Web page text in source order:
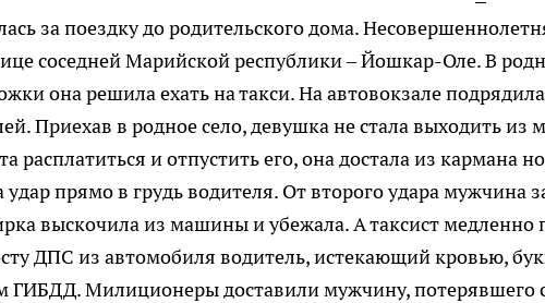
за поездку до родительского дома.
соседней Марийской республики – Йошкар-Оле. В
она решила ехать на такси. На автовокзале
Приехав в родное село, девушка не стала выходить
расплатиться и отпустить его, она достала из кармана
удар прямо в грудь водителя. От второго удара мужчина
выскочила из машины и убежала. А таксист медленно
ДПС из автомобиля водитель, истекающий кровью,
ГИБДД. Милиционеры доставили мужчину, потерявшего